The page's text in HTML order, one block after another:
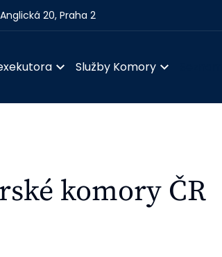
Anglická 20, Praha 2
Služby Komory
komory ČR